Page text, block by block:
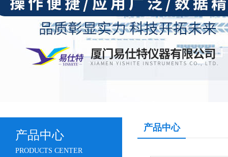
产品中心
PRODUCTS CENTER
产品中心